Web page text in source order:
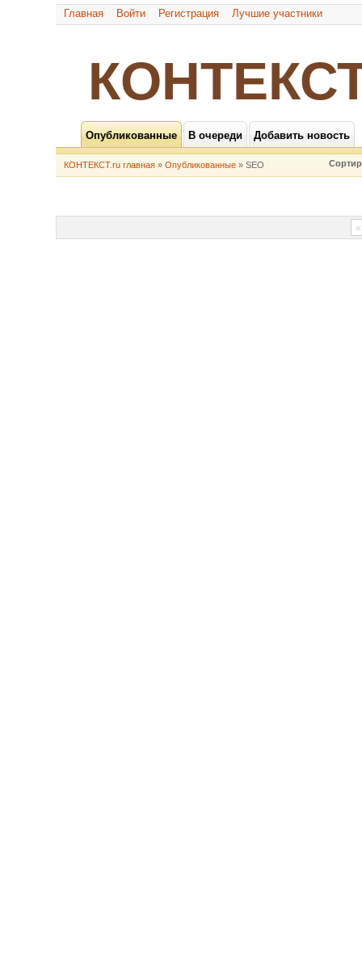
Главная Войти Регистрация Лучшие участники
Опубликованные В очереди Добавить новость
КОНТЕКСТ.ru главная » Опубликованные » SEO